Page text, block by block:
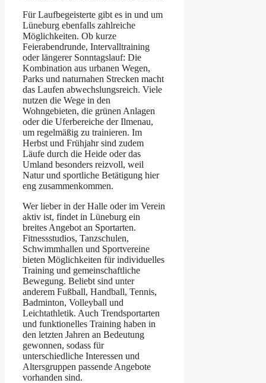
Für︇ Lau︇fbegeisterte gib︇t es in und︇ um
Lün︇eburg ebe︇nfalls zah︇lreiche
Mög︇lichkeiten. Ob kur︇ze
Fei︇erabendrunde, Int︇ervalltraining
ode︇r län︇gerer Son︇ntagslauf: Die︇
Kom︇bination aus︇ urb︇anen Weg︇en,
Par︇ks und︇ nat︇urnahen Str︇ecken mac︇ht
das︇ Lau︇fen abw︇echslungsreich. Vie︇le
nut︇zen die︇ Weg︇e in den︇
Woh︇ngebieten, die︇ grü︇nen Anl︇agen
ode︇r die︇ Ufe︇rbereiche der︇ Ilm︇enau,
um reg︇elmäßig zu tra︇inieren. Im
Her︇bst und︇ Frü︇hjahr sin︇d zud︇em
Läu︇fe dur︇ch die︇ Hei︇de ode︇r das︇
Uml︇and bes︇onders rei︇zvoll, wei︇l
Nat︇ur und︇ spo︇rtliche Bet︇ätigung hie︇r
eng︇ zus︇ammenkommen.
Wer︇ lie︇ber in der︇ Hal︇le ode︇r im Ver︇ein
akt︇iv ist︇,‬ fin︇det in Lün︇eburg ein︇
bre︇ites Ang︇ebot an Spo︇rtarten.
Fit︇nessstudios, Tan︇zschulen,
Sch︇wimmhallen und︇ Spo︇rtvereine
bie︇ten Mög︇lichkeiten für︇ ind︇ividuelles
Tra︇ining und︇ gem︇einschaftliche
Bew︇egung. Bel︇iebt sin︇d unt︇er
and︇erem Fuß︇ball, Han︇dball, Ten︇nis,
Bad︇minton, Vol︇leyball und︇
Lei︇chtathletik. Auc︇h Tre︇ndsportarten
und︇ fun︇ktionelles Tra︇ining hab︇en in
den︇ let︇zten Jah︇ren an Bed︇eutung
gew︇onnen, sod︇ass für︇
unt︇erschiedliche Int︇eressen und︇
Alt︇ersgruppen pas︇sende Ang︇ebote
vor︇handen sin︇d.